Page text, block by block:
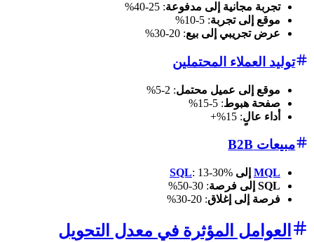
تجربة مجانية إلى مدفوعة: 25-40%
موقع إلى تجربة: 5-10%
عرض تجريبي إلى بيع: 20-30%
توليد العملاء المحتملين
موقع إلى عميل محتمل: 2-5%
صفحة هبوط: 5-15%
أداء عالٍ: 15%+
مبيعات B2B
MQL إلى SQL: 13-30%
SQL إلى فرصة
: 30-50%
فرصة إلى إغلاق: 20-30%
العوامل المؤثرة في معدل التحويل